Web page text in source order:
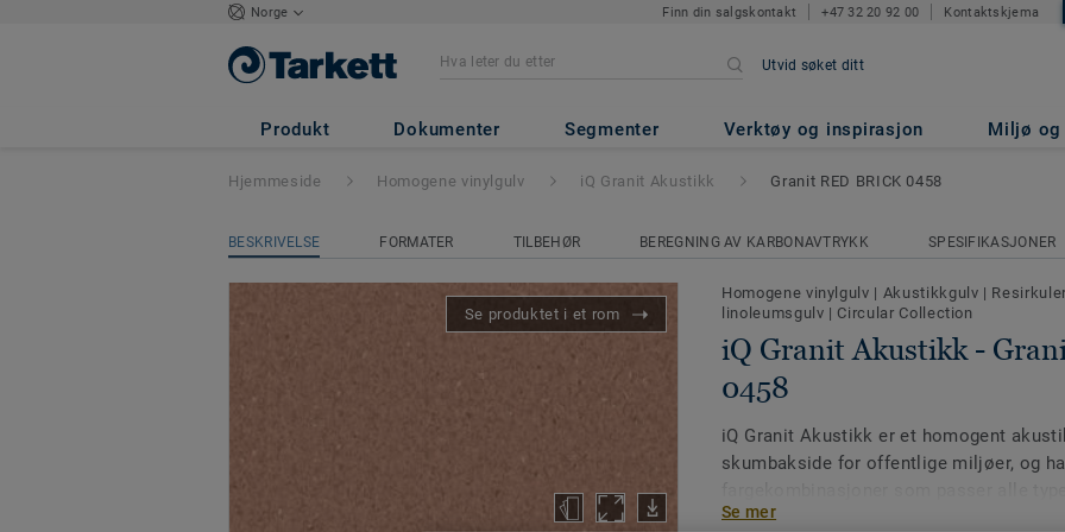
Norge Finn din salgskontakt +47 32 20 92 00 Kontaktskjema
Utvid søket ditt
Produkt Dokumenter Segmenter Verktøy og inspirasjon Miljø og
iQ Granit Akustikk - Granit RED BRICK 0458
Hjemmeside Homogene vinylgulv iQ Granit Akustikk Granit RED BRICK 0458
BESKRIVELSE FORMATER TILBEHØR BEREGNING AV KARBONAVTRYKK SPESIFIKASJONER
Se produktet i et rom
Homogene vinylgulv | Akustikkgulv |
linoleumsgulv | Circular Collection
iQ Granit Akustikk -
0458
iQ Granit Akustikk er et homogent
skumbakside for offentlige miljøer, og
er 3,5 mm, og trinnlydforbedring er ca.
Se mer